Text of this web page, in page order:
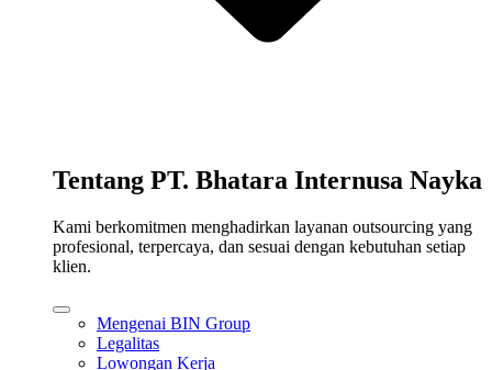
Tentang PT. Bhatara Internusa Nayka
Kami berkomitmen menghadirkan layanan outsourcing yang
profesional, terpercaya, dan sesuai dengan kebutuhan setiap
klien.
Mengenai BIN Group
Legalitas
Lowongan Kerja